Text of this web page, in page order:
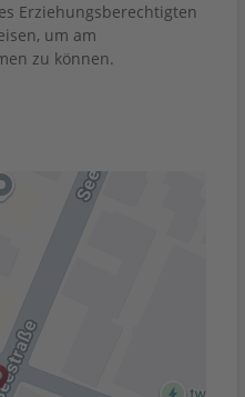
Erziehungsberechtigten
um am
zu können.